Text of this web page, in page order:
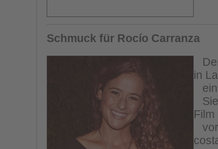
Schmuck für Rocío Carranza
in
ein